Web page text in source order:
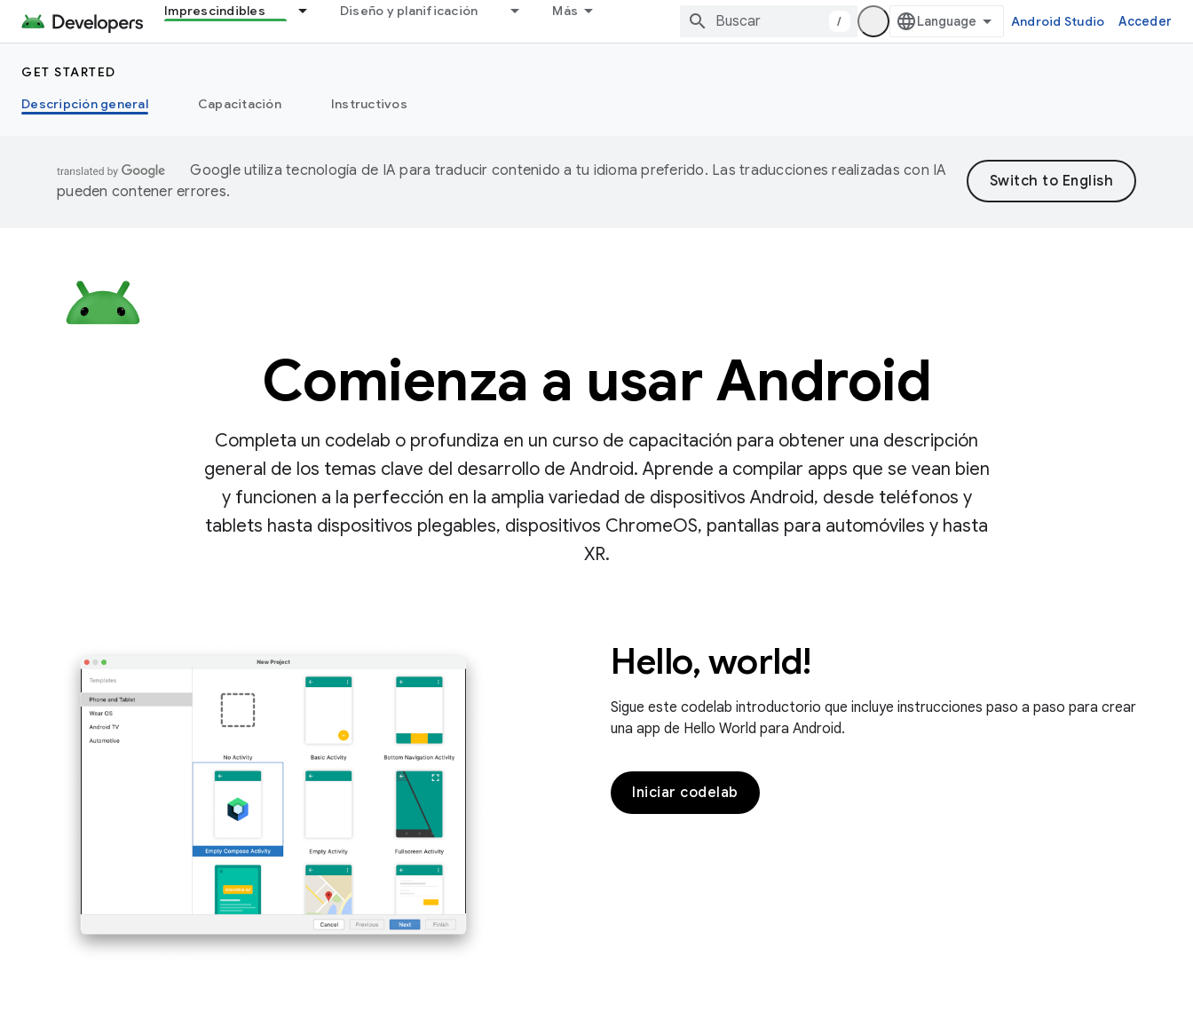
Imprescindibles Diseño y planificación Más
/ Android Studio Acceder
GET STARTED
Descripción general
Capacitación Instructivos
Google utiliza tecnología de IA para traducir contenido a tu idioma preferido. Las traducciones realizadas con IA
pueden contener errores.
Comienza a usar Android
Completa un codelab o profundiza en un curso de capacitación para obtener una descripción
general de los temas clave del desarrollo de Android. Aprende a compilar apps que se vean bien
y funcionen a la perfección en la amplia variedad de dispositivos Android, desde teléfonos y
tablets hasta dispositivos plegables, dispositivos ChromeOS, pantallas para automóviles y hasta
XR.
Hello, world!
Sigue este codelab introductorio que incluye instrucciones paso a paso para crear
una app de Hello World para Android.
Iniciar codelab